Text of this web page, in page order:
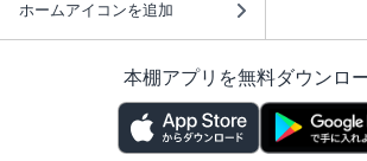
ホームアイコンを追加
本棚アプリを無料ダウンロ